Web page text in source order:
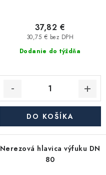
Dodanie do týždňa
30,75 € bez DPH
37,82 €
DO KOŠÍKA
Nerezová hlavica výfuku DN
80